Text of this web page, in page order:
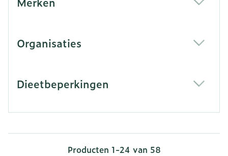
Organisaties
Dieetbeperkingen
Producten 1-24 van 58